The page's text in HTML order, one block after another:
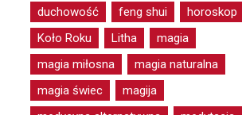
duchowość
feng shui
horoskop
Koło Roku
Litha
magia
magia miłosna
magia naturalna
magia świec
magija